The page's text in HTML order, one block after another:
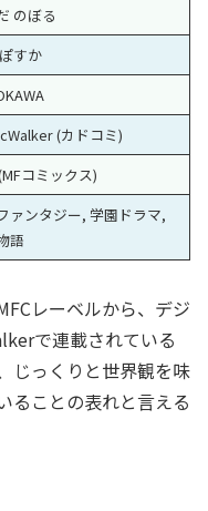
のぼる
すか
(カドコミ)
コミックス)
ァンタジー, 学園ドラマ,
語
レーベルから、デジ
で連載されている
じっくりと世界観を味
ることの表れと言える